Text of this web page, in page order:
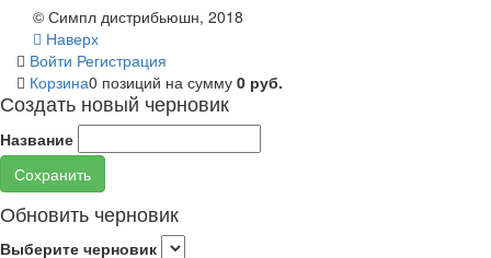
© Симпл дистрибьюшн, 2018
Наверх
Войти Регистрация
Корзина0 позиций на сумму 0 руб.
Создать новый черновик
Название
Сохранить
Обновить черновик
Выберите черновик